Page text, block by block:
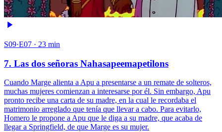
S09·E07 · 23 min
7. Las dos señoras Nahasapeemapetilons
Cuando Marge alienta a Apu a presentarse a un remate de solteros,
muchas mujeres comienzan a interesarse por él. Sin embargo, Apu
pronto recibe una carta de su madre, en la cual le recordaba el
matrimonio arreglado que tenía que llevar a cabo. Para evitarlo,
Homero le propone a Apu que le diga a su madre, que acaba de
llegar a Springfield, de que Marge es su mujer.